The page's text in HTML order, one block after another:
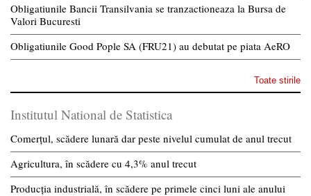
Obligatiunile Bancii Transilvania se tranzactioneaza la Bursa de
Valori Bucuresti
Obligatiunile Good Pople SA (FRU21) au debutat pe piata AeRO
Toate stirile
Institutul National de Statistica
Comerțul, scădere lunară dar peste nivelul cumulat de anul trecut
Agricultura, în scădere cu 4,3% anul trecut
Producția industrială, în scădere pe primele cinci luni ale anului